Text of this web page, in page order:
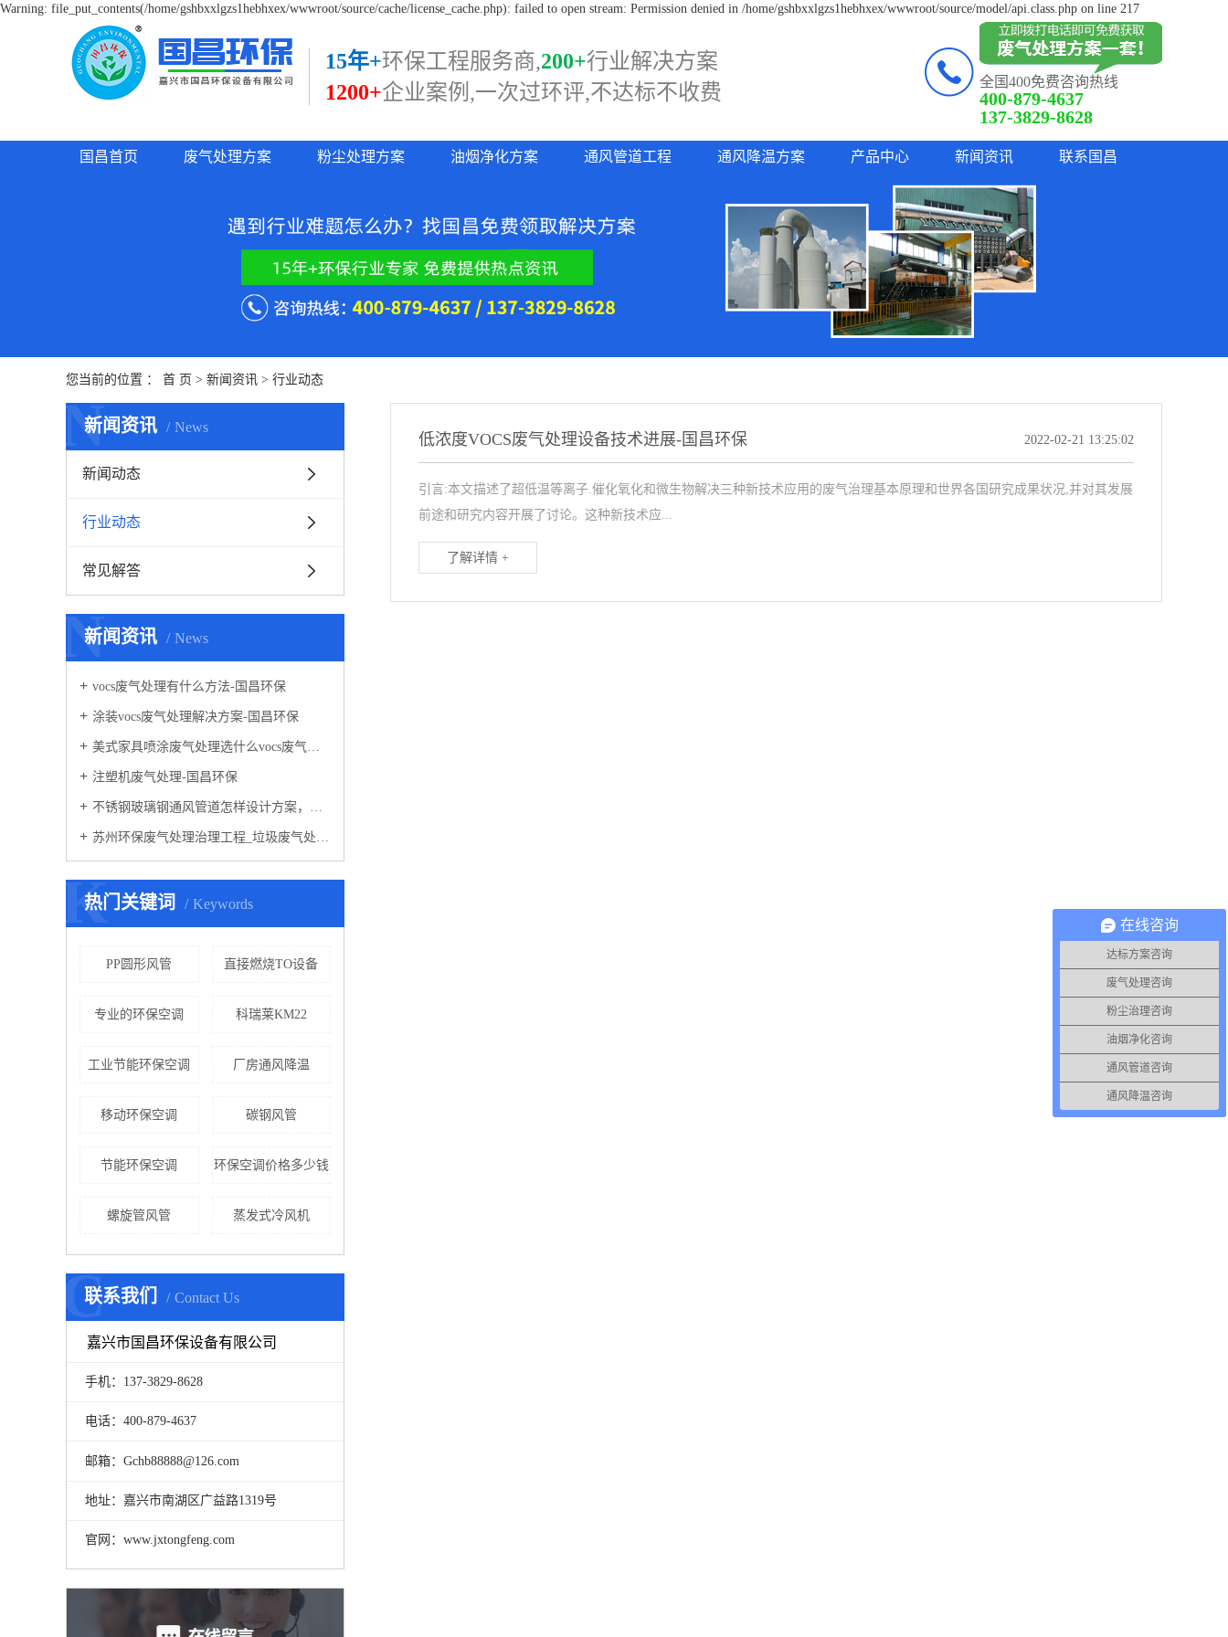
Warning: file_put_contents(/home/gshbxxlgzs1hebhxex/wwwroot/source/cache/license_cache.php): failed to open stream: Permission denied in /home/gshbxxlgzs1hebhxex/wwwroot/source/model/api.class.php on line 217
15年+环保工程服务商,200+行业解决方案
1200+企业案例,一次过环评,不达标不收费 全国400免费咨询热线
400-879-4637
137-3829-8628
国昌首页 废气处理方案 粉尘处理方案 油烟净化方案 通风管道工程 通风降温方案 产品中心 新闻资讯 联系国昌
您当前的位置 ： 首 页 > 新闻资讯 > 行业动态
新闻资讯 News
N
新闻动态
行业动态
常见解答
新闻资讯 News
N
vocs废气处理有什么方法-国昌环保
涂装vocs废气处理解决方案-国昌环保
美式家具喷涂废气处理选什么vocs废气处理设备-国昌环保
注塑机废气处理-国昌环保
不锈钢玻璃钢通风管道怎样设计方案，通风管道生产厂家设计方案注意事项-国昌环保
苏州环保废气处理治理工程_垃圾废气处理方法
热门关键词 Keywords
K
PP圆形风管 直接燃烧TO设备
专业的环保空调 科瑞莱KM22
工业节能环保空调 厂房通风降温
移动环保空调 碳钢风管
节能环保空调 环保空调价格多少钱
螺旋管风管 蒸发式冷风机
联系我们 Contact Us
C
嘉兴市国昌环保设备有限公司
手机：137-3829-8628
电话：400-879-4637
邮箱：Gchb88888@126.com
地址：嘉兴市南湖区广益路1319号
官网：www.jxtongfeng.com
低浓度VOCS废气处理设备技术进展-国昌环保 2022-02-21 13:25:02
引言:本文描述了超低温等离子.催化氧化和微生物解决三种新技术应用的废气治理基本原理和世界各国研究成果状况,并对其发展
前途和研究内容开展了讨论。这种新技术应...
了解详情 +
在线咨询
达标方案咨询
废气处理咨询
粉尘治理咨询
油烟净化咨询
通风管道咨询
通风降温咨询